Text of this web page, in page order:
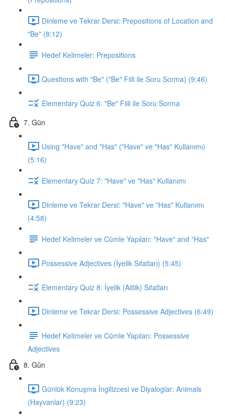
Dinleme ve Tekrar Dersi: Prepositions of Location and
"Be" (8:12)
Hedef Kelimeler: Prepositions
Questions with "Be" ("Be" Fiili ile Soru Sorma) (9:46)
Elementary Quiz 6: "Be" Fiili ile Soru Sorma
7. Gün
Using "Have" and "Has" ("Have" ve "Has" Kullanımı)
(5:16)
Elementary Quiz 7: "Have" ve "Has" Kullanımı
Dinleme ve Tekrar Dersi: "Have" ve "Has" Kullanımı
(4:58)
Hedef Kelimeler ve Cümle Yapıları: "Have" and "Has"
Possessive Adjectives (İyelik Sıfatları) (5:45)
Elementary Quiz 8: İyelik (Aitlik) Sıfatları
Dinleme ve Tekrar Dersi: Possessive Adjectives (6:49)
Hedef Kelimeler ve Cümle Yapıları: Possessive
Adjectives
8. Gün
Günlük Konuşma İngilizcesi ve Diyaloglar: Animals
(Hayvanlar) (9:23)